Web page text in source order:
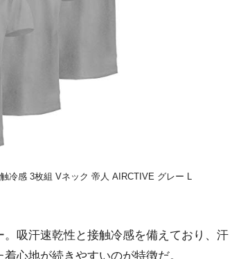
冷感 3枚組 Vネック 帝人 AIRCTIVE グレー L
吸汗速乾性と接触冷感を備えており、汗
心地が続きやすいのが特徴だ。